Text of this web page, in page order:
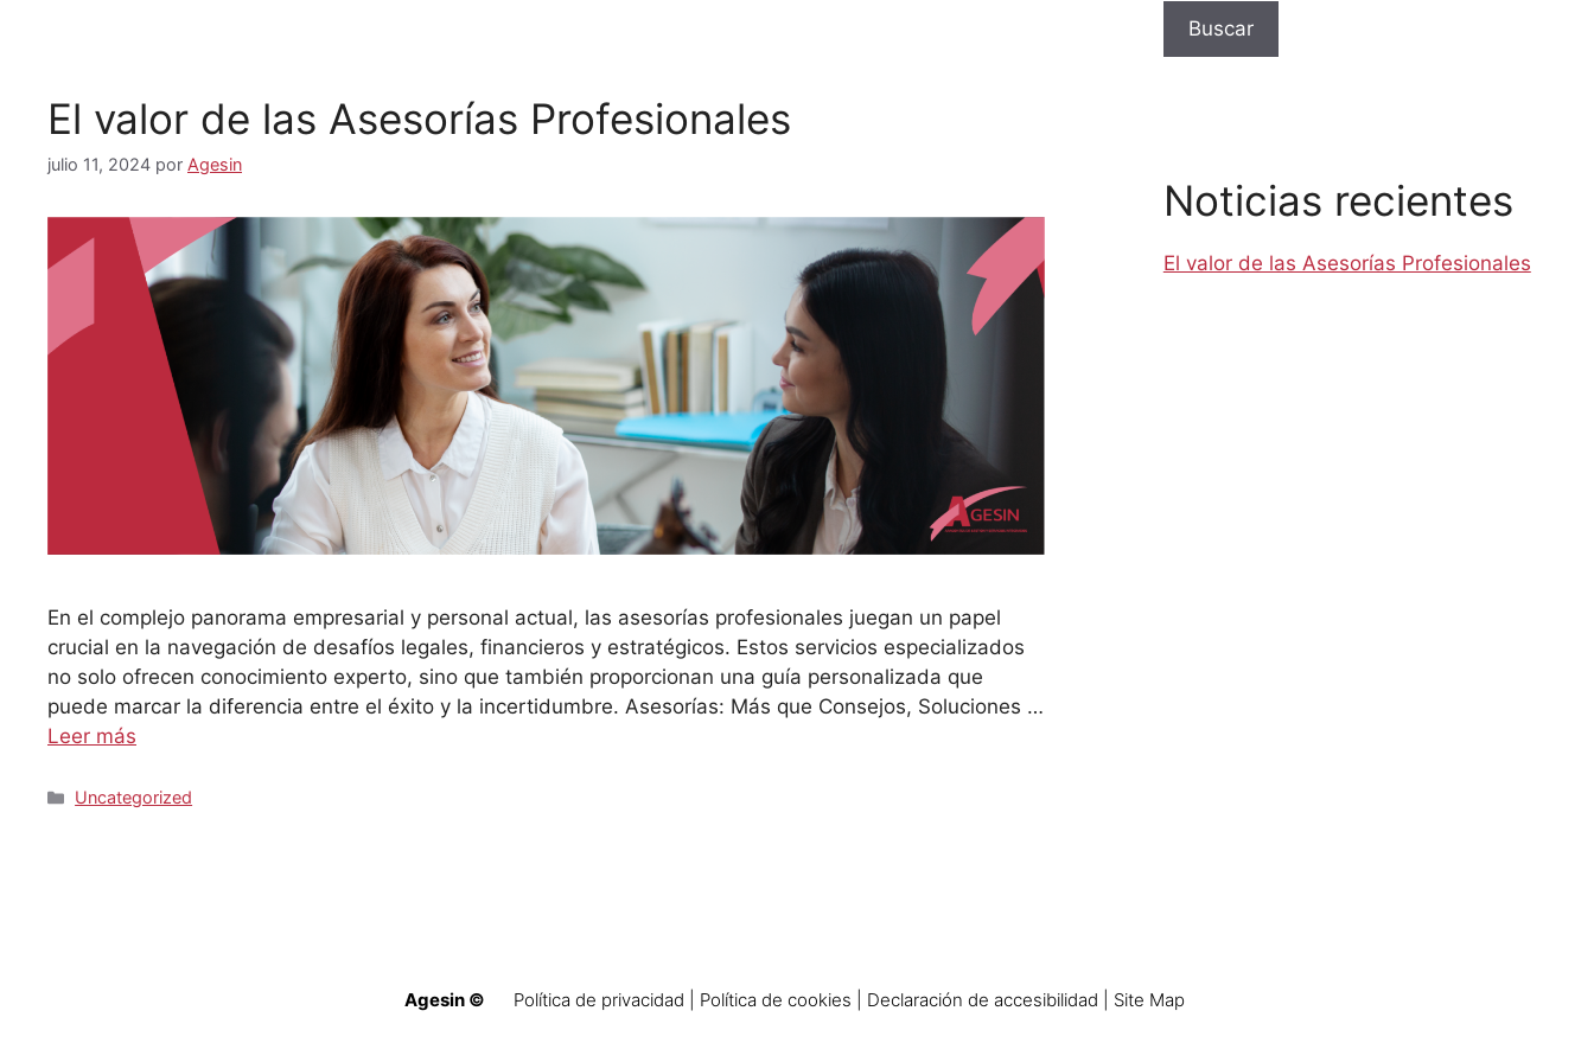
El valor de las Asesorías Profesionales
julio 11, 2024 por Agesin
En el complejo panorama empresarial y personal actual, las asesorías profesionales juegan un papel
crucial en la navegación de desafíos legales, financieros y estratégicos. Estos servicios especializados
no solo ofrecen conocimiento experto, sino que también proporcionan una guía personalizada que
puede marcar la diferencia entre el éxito y la incertidumbre. Asesorías: Más que Consejos, Soluciones …
Leer más
Categorías
Uncategorized
Buscar
Noticias recientes
El valor de las Asesorías Profesionales
Agesin © Política de privacidad Política de cookies Declaración de accesibilidad Site Map